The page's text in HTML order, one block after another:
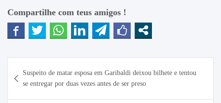
Compartilhe com teus amigos !
de
Post
Suspeito de matar esposa em Garibaldi deixou bilhete e tentou
se entregar por duas vezes antes de ser preso